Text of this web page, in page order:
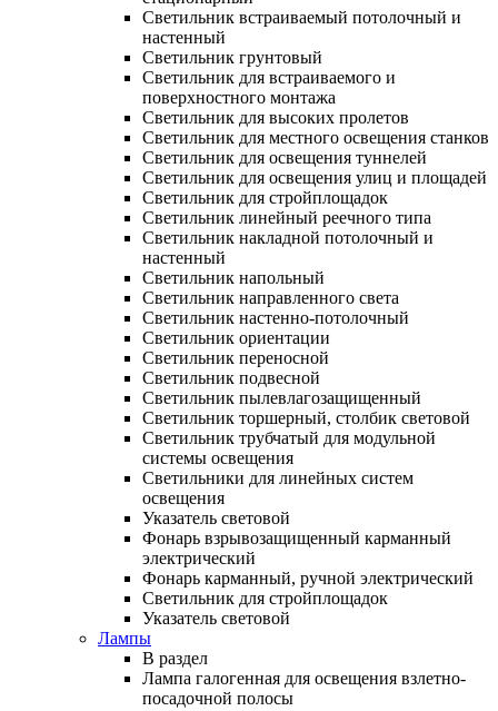
Светильник встраиваемый потолочный и
настенный
Светильник грунтовый
Светильник для встраиваемого и
поверхностного монтажа
Светильник для высоких пролетов
Светильник для местного освещения станков
Светильник для освещения туннелей
Светильник для освещения улиц и площадей
Светильник для стройплощадок
Светильник линейный реечного типа
Светильник накладной потолочный и
настенный
Светильник напольный
Светильник направленного света
Светильник настенно-потолочный
Светильник ориентации
Светильник переносной
Светильник подвесной
Светильник пылевлагозащищенный
Светильник торшерный, столбик световой
Светильник трубчатый для модульной
системы освещения
Светильники для линейных систем
освещения
Указатель световой
Фонарь взрывозащищенный карманный
электрический
Фонарь карманный, ручной электрический
Светильник для стройплощадок
Указатель световой
Лампы
В раздел
Лампа галогенная для освещения взлетно-
посадочной полосы